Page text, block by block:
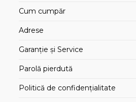
Cum cumpăr
Adrese
Garanție și Service
Parolă pierdută
Politică de confidențialitate